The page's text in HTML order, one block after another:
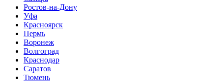
Ростов-на-Дону
Уфа
Красноярск
Пермь
Воронеж
Волгоград
Краснодар
Саратов
Тюмень